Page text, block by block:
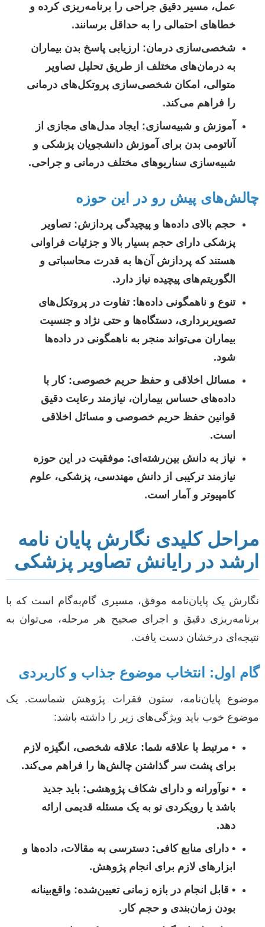
عمل، مسیر دقیق جراحی را برنامه‌ریزی کرده و
خطاهای احتمالی را به حداقل برسانند.
شخصی‌سازی درمان: ارزیابی پاسخ بدن بیماران
به درمان‌های مختلف از طریق تحلیل تصاویر
متوالی، امکان شخصی‌سازی پروتکل‌های درمانی
را فراهم می‌کند.
آموزش و شبیه‌سازی: ایجاد مدل‌های مجازی از
آناتومی بدن برای آموزش دانشجویان پزشکی و
شبیه‌سازی سناریوهای مختلف درمانی و جراحی.
چالش‌های پیش رو در این حوزه
حجم بالای داده‌ها و پیچیدگی پردازش: تصاویر
پزشکی دارای حجم بسیار بالا و جزئیات فراوانی
هستند که پردازش آن‌ها به قدرت محاسباتی و
الگوریتم‌های پیچیده نیاز دارد.
تنوع و ناهمگونی داده‌ها: تفاوت در پروتکل‌های
تصویربرداری، دستگاه‌ها و حتی نژاد و جنسیت
بیماران می‌تواند منجر به ناهمگونی در داده‌ها
شود.
مسائل اخلاقی و حفظ حریم خصوصی: کار با
داده‌های حساس بیماران، نیازمند رعایت دقیق
قوانین حفظ حریم خصوصی و مسائل اخلاقی
است.
نیاز به دانش بین‌رشته‌ای: موفقیت در این حوزه
نیازمند ترکیبی از دانش مهندسی، پزشکی، علوم
کامپیوتر و آمار است.
مراحل کلیدی نگارش پایان نامه
ارشد در رایانش تصاویر پزشکی
نگارش یک پایان‌نامه موفق، مسیری گام‌به‌گام است که با
برنامه‌ریزی دقیق و اجرای صحیح هر مرحله، می‌توان به
نتیجه‌ای درخشان دست یافت.
گام اول: انتخاب موضوع جذاب و کاربردی
موضوع پایان‌نامه، ستون فقرات پژوهش شماست. یک
موضوع خوب باید ویژگی‌های زیر را داشته باشد:
• مرتبط با علاقه شما: علاقه شخصی، انگیزه لازم
برای پشت سر گذاشتن چالش‌ها را فراهم می‌کند.
• نوآورانه و دارای شکاف پژوهشی: باید جدید
باشد یا رویکردی نو به یک مسئله قدیمی ارائه
دهد.
• دارای منابع کافی: دسترسی به مقالات، داده‌ها و
ابزارهای لازم برای انجام پژوهش.
• قابل انجام در بازه زمانی تعیین‌شده: واقع‌بینانه
بودن زمان‌بندی و حجم کار.